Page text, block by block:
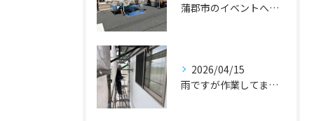
蒲郡市のイベントへ出店しました！『外壁塗装・屋根塗装・雨漏り修理』
2026/04/15
雨ですが作業してます！『蒲郡市・岡崎市 外壁塗装・屋根塗装・雨漏り修理』